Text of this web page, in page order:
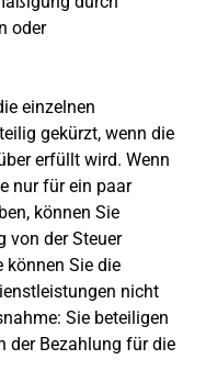
oder
einzelnen
gekürzt, wenn die
erfüllt wird. Wenn
nur für ein paar
können Sie
von der Steuer
können Sie die
nicht
Sie beteiligen
der Bezahlung für die